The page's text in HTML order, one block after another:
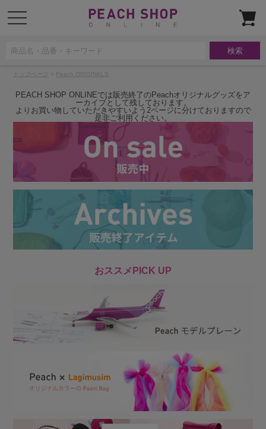
t
o
Peach ORIGINALS
PEACH SHOP ONLINEでは販売終了のPeachオリジナルグッズをア
ーカイブとして残しております。
よりお買い物していただきやすいよう2ページに分けておりますので
是非ご利用ください。
おススメPICK UP